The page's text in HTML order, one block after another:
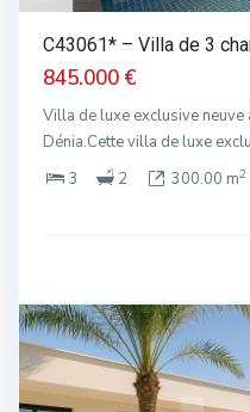
C43061* – Villa de 3
845.000 €
Villa de luxe exclusive neuve
Dénia.Cette villa de luxe
3
2 300.00 m2